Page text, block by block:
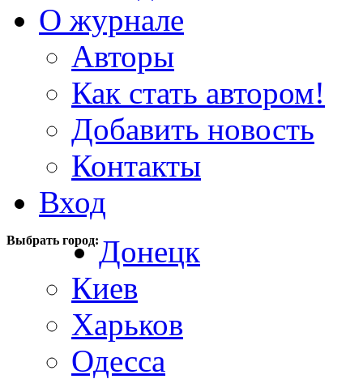
О журнале
Авторы
Как стать автором!
Добавить новость
Контакты
Вход
Выбрать город:Донецк
Киев
Харьков
Одесса